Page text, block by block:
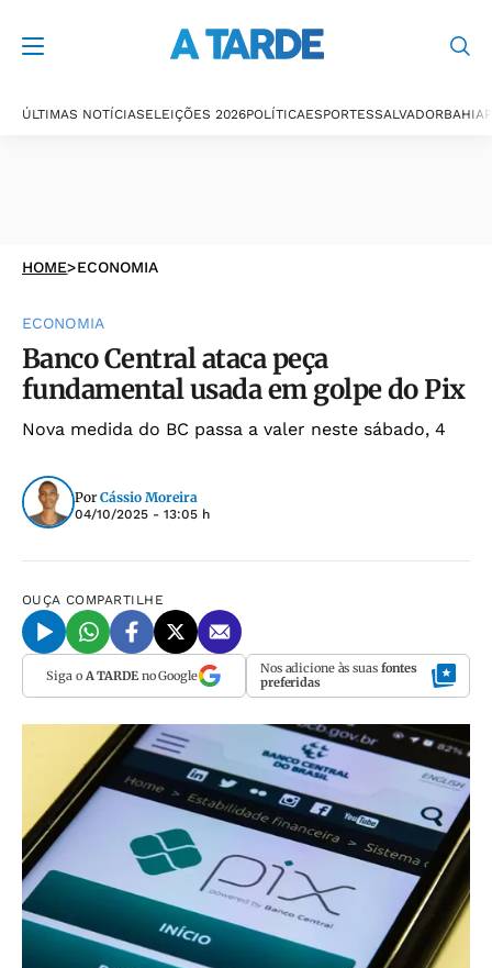
ÚLTIMAS NOTÍCIASELEIÇÕES 2026POLÍTICAESPORTESSALVADORBAHIA
HOME>ECONOMIA
ECONOMIA
Banco Central ataca peça
fundamental usada em golpe do Pix
Nova medida do BC passa a valer neste sábado, 4
Por Cássio Moreira
04/10/2025 - 13:05 h
OUÇA COMPARTILHE
Siga o A TARDEno Google Nos adicione às suas fontes
preferidas